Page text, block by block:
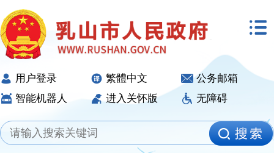
用户登录 繁體中文
公务邮箱
智能机器人
进入关怀版 无障碍